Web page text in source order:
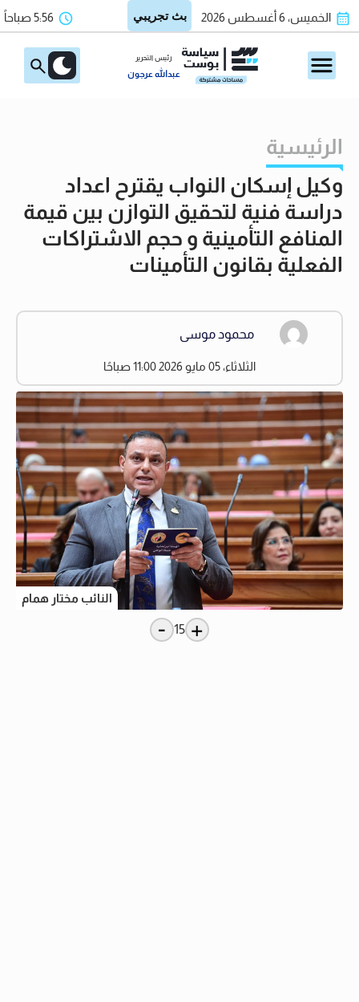
الخميس، 6 أغسطس 2026 5:56 صباحاً
رئيس التحرير
عبدالله عرجون
الرئيسية
وكيل إسكان النواب يقترح اعداد
دراسة فنية لتحقيق التوازن بين قيمة
المنافع التأمينية و حجم الاشتراكات
الفعلية بقانون التأمينات
محمود موسى
الثلاثاء، 05 مايو 2026 11:00 صباحًا
النائب مختار همام
+
15
-